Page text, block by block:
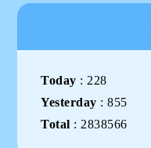
Today : 228
Yesterday :855
Total : 2838566